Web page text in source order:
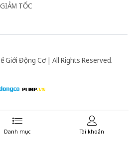
TỐC
Giới Động Cơ | All Rights Reserved.
lạc:
Danh mục Tài khoản